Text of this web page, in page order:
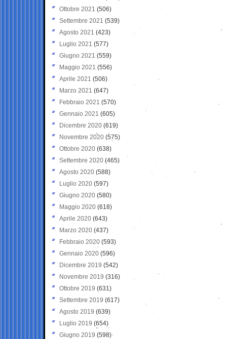
Ottobre 2021 (506)
Settembre 2021 (539)
Agosto 2021 (423)
Luglio 2021 (577)
Giugno 2021(559)
Maggio 2021 (556)
Aprile 2021 (506)
Marzo 2021 (647)
Febbraio 2021 (570)
Gennaio 2021 (605)
Dicembre 2020 (619)
Novembre 2020 (575)
Ottobre 2020 (638)
Settembre 2020(465)
Agosto 2020 (588)
Luglio 2020 (597)
Giugno 2020 (580)
Maggio 2020 (618)
Aprile 2020 (643)
Marzo 2020 (437)
Febbraio 2020 (593)
Gennaio 2020 (596)
Dicembre 2019 (542)
Novembre 2019 (316)
Ottobre 2019 (631)
Settembre 2019 (617)
Agosto 2019 (639)
Luglio 2019 (654)
Giugno 2019 (598)